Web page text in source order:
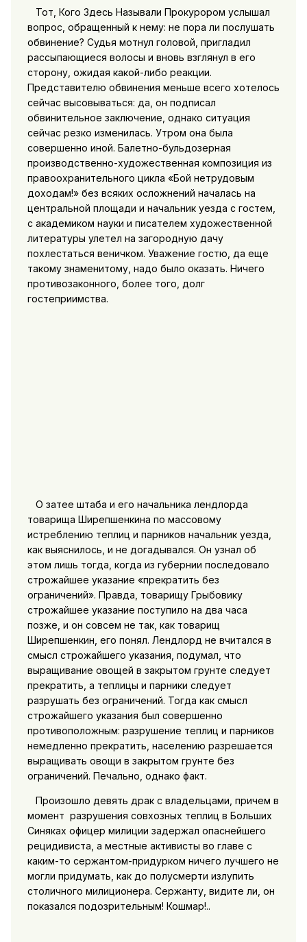
Тот, Кого Здесь Называли Прокурором услышал
вопрос, обращенный к нему: не пора ли послушать
обвинение? Судья мотнул головой, пригладил
рассыпающиеся волосы и вновь взглянул в его
сторону, ожидая какой-либо реакции.
Представителю обвинения меньше всего хотелось
сейчас высовываться: да, он подписал
обвинительное заключение, однако ситуация
сейчас резко изменилась. Утром она была
совершенно иной. Балетно-бульдозерная
производственно-художественная композиция из
правоохранительного цикла «Бой нетрудовым
доходам!» без всяких осложнений началась на
центральной площади и начальник уезда с гостем,
с академиком науки и писателем художественной
литературы улетел на загородную дачу
похлестаться веничком. Уважение гостю, да еще
такому знаменитому, надо было оказать. Ничего
противозаконного, более того, долг
гостеприимства.
О затее штаба и его начальника лендлорда
товарища Ширепшенкина по массовому
истреблению теплиц и парников начальник уезда,
как выяснилось, и не догадывался. Он узнал об
этом лишь тогда, когда из губернии последовало
строжайшее указание «прекратить без
ограничений». Правда, товарищу Грыбовику
строжайшее указание поступило на два часа
позже, и он совсем не так, как товарищ
Ширепшенкин, его понял. Лендлорд не вчитался в
смысл строжайшего указания, подумал, что
выращивание овощей в закрытом грунте следует
прекратить, а теплицы и парники следует
разрушать без ограничений. Тогда как смысл
строжайшего указания был совершенно
противоположным: разрушение теплиц и парников
немедленно прекратить, населению разрешается
выращивать овощи в закрытом грунте без
ограничений. Печально, однако факт.
Произошло девять драк с владельцами, причем в
момент разрушения совхозных теплиц в Больших
Синяках офицер милиции задержал опаснейшего
рецидивиста, а местные активисты во главе с
каким-то сержантом-придурком ничего лучшего не
могли придумать, как до полусмерти излупить
столичного милиционера. Сержанту, видите ли, он
показался подозрительным! Кошмар!..